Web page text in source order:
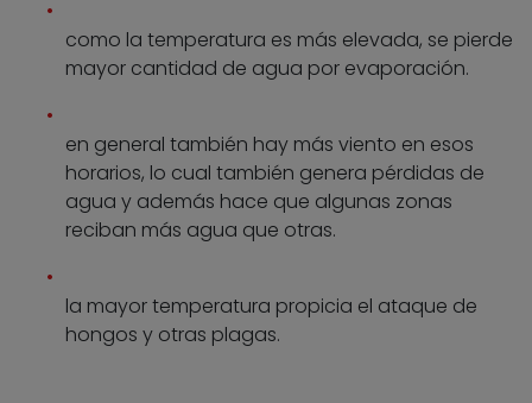
como la temperatura es más elevada, se pierde
mayor cantidad de agua por evaporación.
en general también hay más viento en esos
horarios, lo cual también genera pérdidas de
agua y además hace que algunas zonas
reciban más agua que otras.
la mayor temperatura propicia el ataque de
hongos y otras plagas.